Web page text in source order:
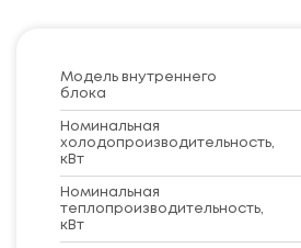
Модель внутреннего
блока
Номинальная
холодопроизводительность,
кВт
Номинальная
теплопроизводительность,
кВт